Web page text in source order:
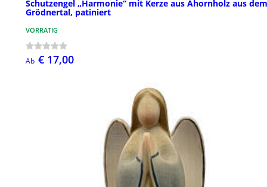
Schutzengel „Harmonie“ mit Kerze aus Ahornholz aus dem
Grödnertal, patiniert
VORRÄTIG
Ab € 17,00